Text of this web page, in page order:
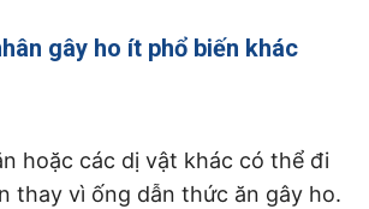
gây ho ít phổ biến khác
hoặc các dị vật khác có thể đi
thay vì ống dẫn thức ăn gây ho.